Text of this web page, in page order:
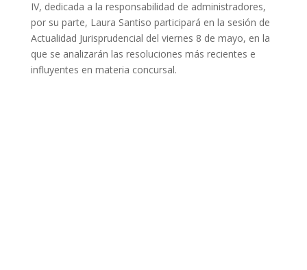
IV, dedicada a la responsabilidad de administradores,
por su parte, Laura Santiso participará en la sesión de
Actualidad Jurisprudencial del viernes 8 de mayo, en la
que se analizarán las resoluciones más recientes e
influyentes en materia concursal.